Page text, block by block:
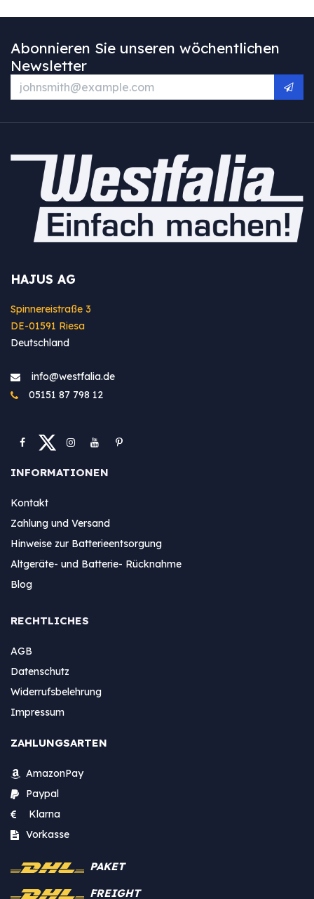
Abonnieren Sie unseren wöchentlichen
Newsletter
HAJUS AG
Spinnereistraße 3
DE-01591 Riesa
Deutschland
info@westfa​lia.de
05151 87 798 12
INFORMATIONEN
Kontakt
Zahlung und Versand
Hinweise zur Batterieentsorgung
Altgeräte- und Batterie- Rücknahme
Blog
RECHTLICHES
AGB
Datenschutz
Widerrufsbelehrung
Impressum
ZAHLUNGSARTEN
AmazonPay
Paypal
Klarna
Vorkasse
PAKET
FREIGHT